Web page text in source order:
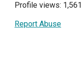
Profile views: 1,561
Report Abuse